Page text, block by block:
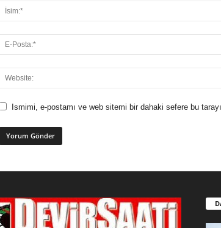
Ismimi, e-postamı ve web sitemi bir dahaki sefere bu